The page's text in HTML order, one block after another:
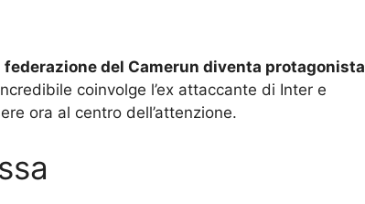
federazione del Camerun diventa protagonista
coinvolge l’ex attaccante di Inter e
ora al centro dell’attenzione.